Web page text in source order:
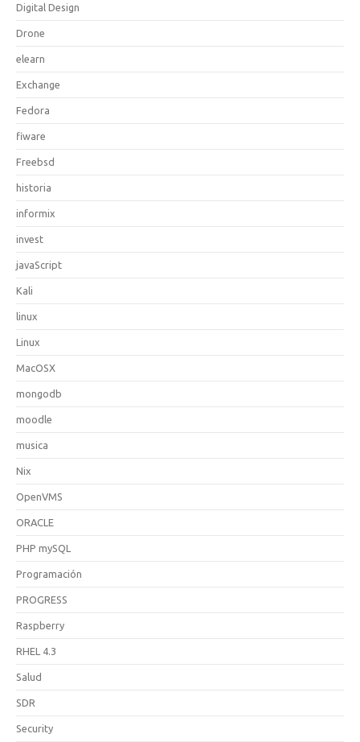
Digital Design
Drone
elearn
Exchange
Fedora
fiware
Freebsd
historia
informix
invest
javaScript
Kali
linux
Linux
MacOSX
mongodb
moodle
musica
Nix
OpenVMS
ORACLE
PHP mySQL
Programación
PROGRESS
Raspberry
RHEL 4.3
Salud
SDR
Security